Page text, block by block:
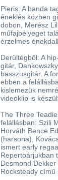
Pieris: A banda
éneklés közben
dobon, Merész
műfajbélyeget
érzelmes
Derültégből: A
gitár,
basszusgitár. A
ebben a
kislemezük
videoklip is
The Three
felállásban: Szili
Horváth Bence
(harsona),
ismert early
Repertoárjukban
Desmond
Rocksteady című